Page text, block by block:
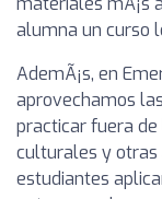
alumna un curso
AdemÃ¡s, en
aprovechamos
practicar fuera
culturales y otras
estudiantes